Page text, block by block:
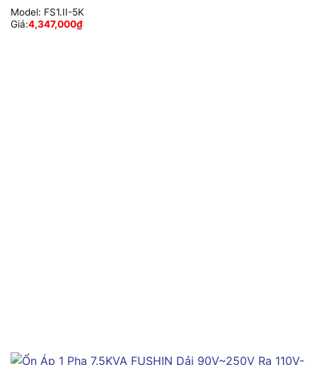
Model: FS1.II-5K
Giá:4,347,000₫